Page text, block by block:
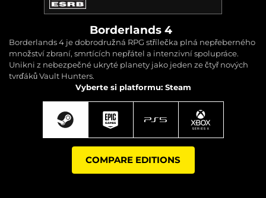
Borderlands 4
Borderlands 4 je dobrodružná RPG střílečka plná nepřeberného
množství zbraní, smrtících nepřátel a intenzivní spolupráce.
Unikni z nebezpečné ukryté planety jako jeden ze čtyř nových
tvrďáků Vault Hunters.
Vyberte si platformu: Steam
COMPARE EDITIONS